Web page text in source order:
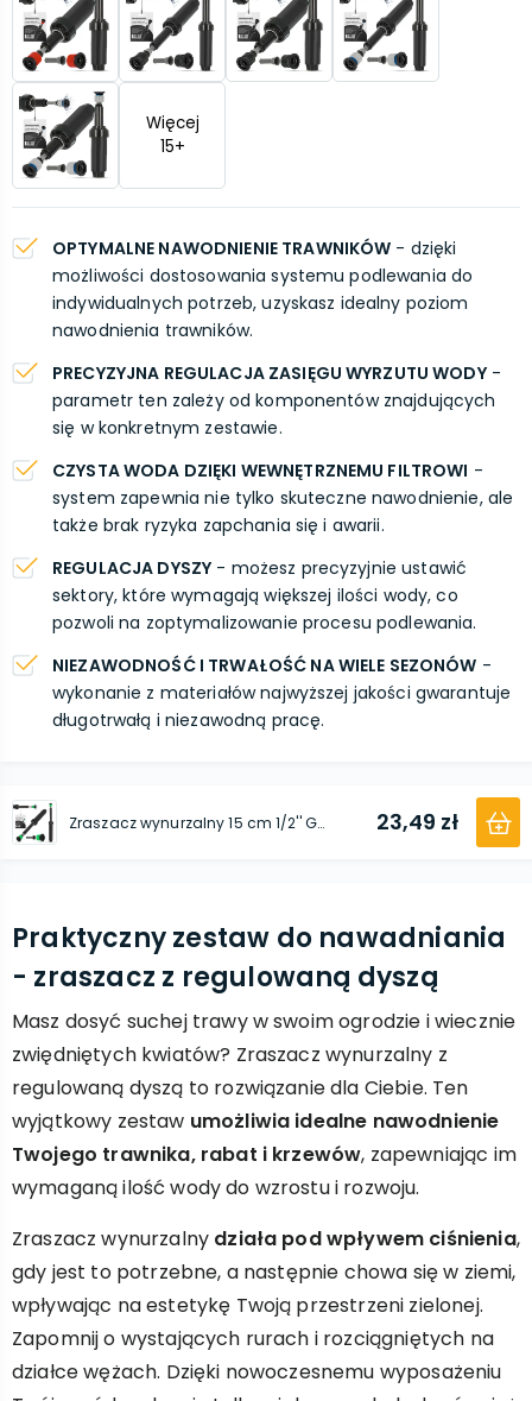
Więcej
15+
OPTYMALNE NAWODNIENIE TRAWNIKÓW - dzięki
możliwości dostosowania systemu podlewania do
indywidualnych potrzeb, uzyskasz idealny poziom
nawodnienia trawników.
PRECYZYJNA REGULACJA ZASIĘGU WYRZUTU WODY-
parametr ten zależy od komponentów znajdujących
się w konkretnym zestawie.
CZYSTA WODA DZIĘKI WEWNĘTRZNEMU FILTROWI -
system zapewnia nie tylko skuteczne nawodnienie, ale
także brak ryzyka zapchania się i awarii.
REGULACJA DYSZY - możesz precyzyjnie ustawić
sektory, które wymagają większej ilości wody, co
pozwoli na zoptymalizowanie procesu podlewania.
NIEZAWODNOŚĆ I TRWAŁOŚĆ NA WIELE SEZONÓW -
wykonanie z materiałów najwyższej jakości gwarantuje
długotrwałą i niezawodną pracę.
Zraszacz wynurzalny 15 cm 1/2'' GW x 3/8'' GZ z dyszą regulowaną 0-360° / 4 m 3/8'' GW 23,49 zł
Praktyczny zestaw do nawadniania
- zraszacz z regulowaną dyszą
Masz dosyć suchej trawy w swoim ogrodzie i wiecznie
zwiędniętych kwiatów? Zraszacz wynurzalny z
regulowaną dyszą to rozwiązanie dla Ciebie. Ten
wyjątkowy zestaw umożliwia idealne nawodnienie
Twojego trawnika, rabat i krzewów, zapewniając im
wymaganą ilość wody do wzrostu i rozwoju.
Zraszacz wynurzalny działa pod wpływem ciśnienia,
gdy jest to potrzebne, a następnie chowa się w ziemi,
wpływając na estetykę Twoją przestrzeni zielonej.
Zapomnij o wystających rurach i rozciągniętych na
działce wężach. Dzięki nowoczesnemu wyposażeniu